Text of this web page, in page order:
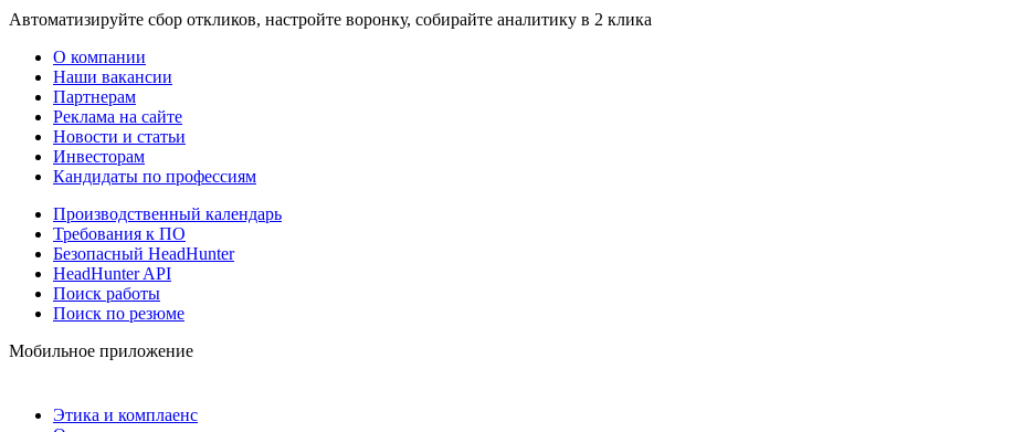
Автоматизируйте сбор откликов, настройте воронку, собирайте аналитику в 2 клика
О компании
Наши вакансии
Партнерам
Реклама на сайте
Новости и статьи
Инвесторам
Кандидаты по профессиям
Производственный календарь
Требования к ПО
Безопасный HeadHunter
HeadHunter API
Поиск работы
Поиск по резюме
Мобильное приложение
Этика и комплаенс